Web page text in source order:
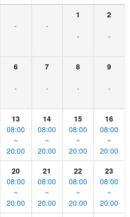
- -
1
-
2
-
6
-
7
-
8
-
9
-
13
08:00
~
20:00
14
08:00
~
20:00
15
08:00
~
20:00
16
08:00
~
20:00
20
08:00
~
20:00
21
08:00
~
20:00
22
08:00
~
20:00
23
08:00
~
20:00